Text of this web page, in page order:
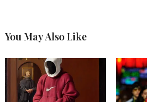
You May Also Like